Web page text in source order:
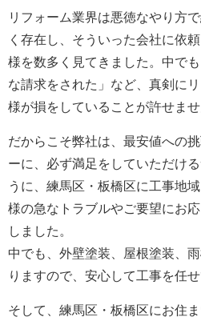
リフォーム業界は悪徳なやり方
く存在し、そういった会社に依
様を数多く見てきました。中で
な請求をされた」など、真剣に
様が損をしていることが許せませ
だからこそ弊社は、最安値への
ーに、必ず満足をしていただけ
うに、練馬区・板橋区に工事地
様の急なトラブルやご要望にお
しました。
中でも、外壁塗装、屋根塗装、
りますので、安心して工事を任せ
そして、練馬区・板橋区にお住